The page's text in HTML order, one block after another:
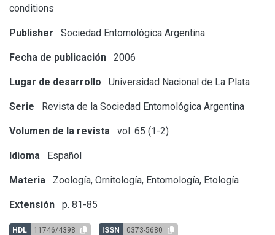
conditions
Publisher Sociedad Entomológica Argentina
Fecha de publicación 2006
Lugar de desarrollo Universidad Nacional de La Plata
Serie Revista de la Sociedad Entomológica Argentina
Volumen de la revista vol. 65 (1-2)
Idioma Español
Materia Zoología, Ornitología, Entomología, Etología
Extensión p. 81-85
HDL 11746/4398 ISSN 0373-5680